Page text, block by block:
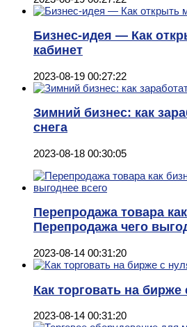
Бизнес-идея — Как
кабинет
2023-08-19 00:27:22
Зимний бизнес: как
снега
2023-08-18 00:30:05
Перепродажа товара
Перепродажа чего
2023-08-14 00:31:20
Как торговать на бирже
2023-08-14 00:31:20